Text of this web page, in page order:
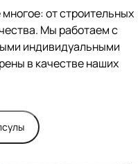
от строительных
Мы работаем с
индивидуальными
в качестве наших